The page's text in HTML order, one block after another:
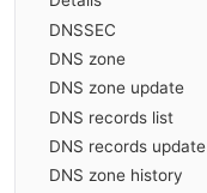
DNSSEC
DNS zone
DNS zone update
DNS records list
DNS records update
DNS zone history